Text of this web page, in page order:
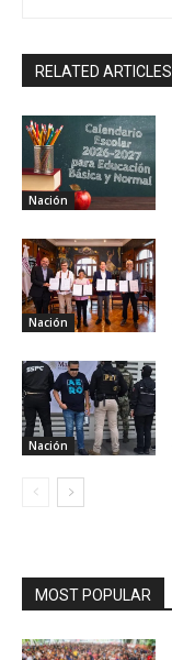
RELATED ARTICLES
Nación
Nación
Nación
MOST POPULAR